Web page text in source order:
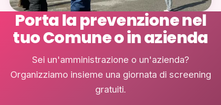
Porta la prevenzione nel
tuo Comune o in azienda
Sei un'amministrazione o un'azienda?
Organizziamo insieme una giornata di screening
gratuiti.